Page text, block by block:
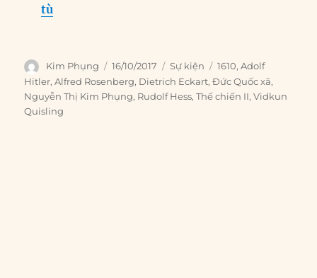
tù
Author
Kim Phụng
Posted
on
16/10/2017 Categories
Sự kiện Tags
1610,Adolf
Hitler,Alfred Rosenberg, Dietrich Eckart,Đức Quốc xã,
Nguyễn Thị Kim Phụng, Rudolf Hess,Thế chiến II,Vidkun
Quisling